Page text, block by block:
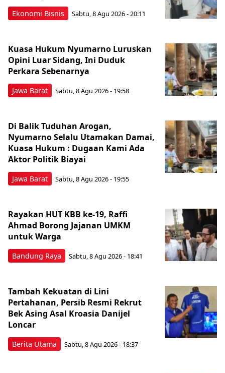
Ekonomi Bisnis Sabtu, 8 Agu 2026 - 20:11
Jawa Barat
Kuasa Hukum Nyumarno Luruskan
Opini Luar Sidang, Ini Duduk
Perkara Sebenarnya ​
Sabtu, 8 Agu 2026 - 19:58
Jawa Barat
Di Balik Tuduhan Arogan,
Nyumarno Selalu Utamakan Damai,
Kuasa Hukum : Dugaan Kami Ada
Aktor Politik Biayai
Sabtu, 8 Agu 2026 - 19:55
Bandung Raya
Rayakan HUT KBB ke-19, Raffi
Ahmad Borong Jajanan UMKM
untuk Warga
Sabtu, 8 Agu 2026 - 18:41
Berita Utama
Tambah Kekuatan di Lini
Pertahanan, Persib Resmi Rekrut
Bek Asing Asal Kroasia Danijel
Loncar
Sabtu, 8 Agu 2026 - 18:37